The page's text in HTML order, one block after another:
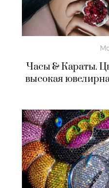
Часы & Караты.
высокая